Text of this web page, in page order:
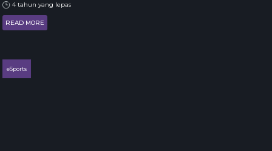
4 tahun yang lepas
READ MORE
eSports